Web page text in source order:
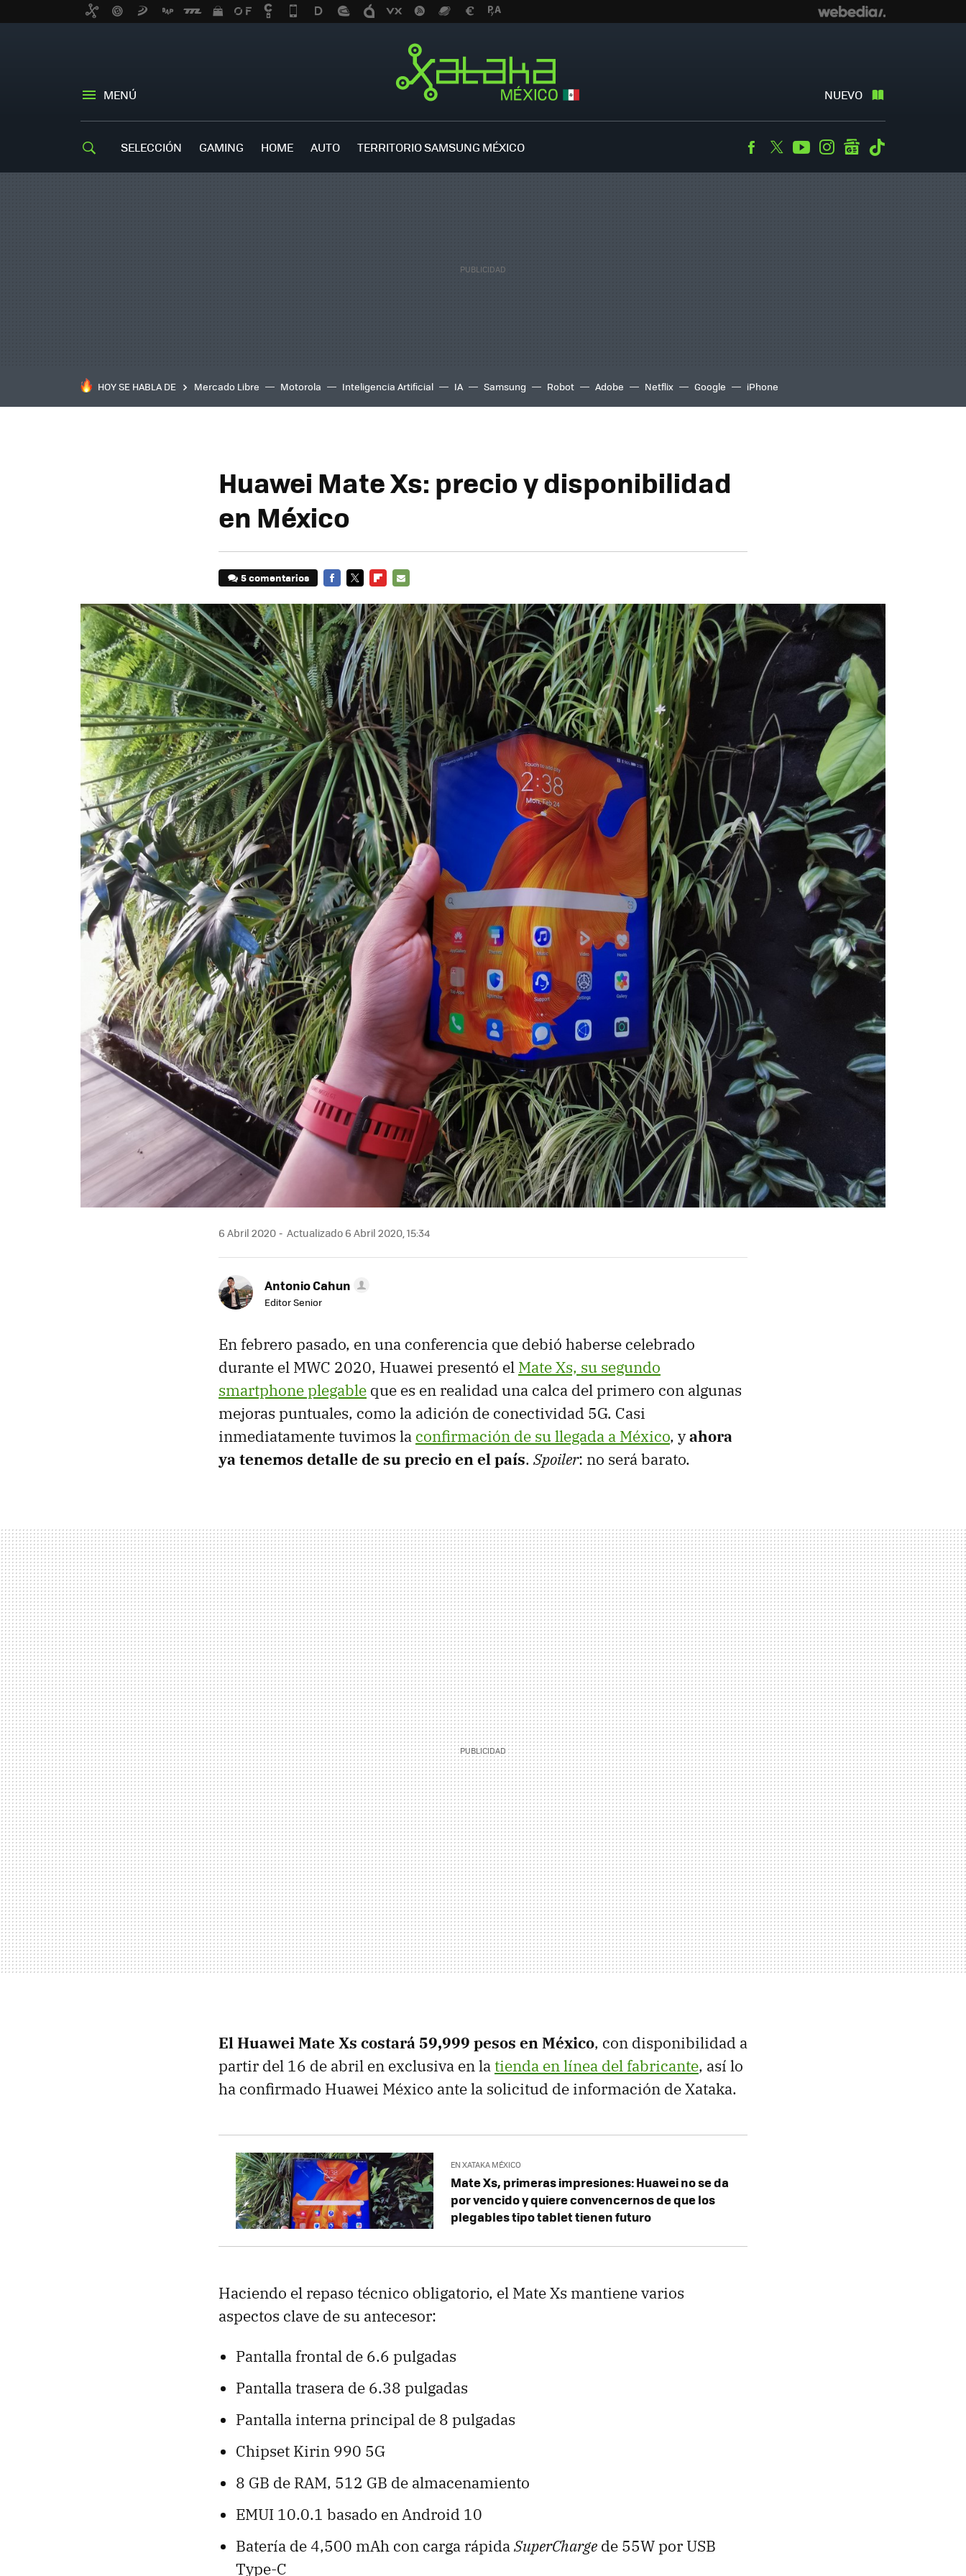
MENÚ NUEVO
SELECCIÓN GAMING HOME AUTO TERRITORIO SAMSUNG MÉXICO Facebook
TwitterYoutubeInstagramgooglenews
HOY SE HABLA DE Mercado Libre Motorola Inteligencia Artificial IA Samsung Robot Adobe Netflix Google iPhone
Huawei Mate Xs: precio y disponibilidad
en México
5 comentarios
MAIL
6 Abril 2020 Actualizado 6 Abril 2020, 15:34
Antonio Cahun
Editor Senior
En febrero pasado, en una conferencia que debió haberse celebrado
durante el MWC 2020, Huawei presentó el Mate Xs, su segundo
smartphone plegable que es en realidad una calca del primero con algunas
mejoras puntuales, como la adición de conectividad 5G. Casi
inmediatamente tuvimos la confirmación de su llegada a México, yahora
ya tenemos detalle de su precio en el país. Spoiler: no será barato.
El Huawei Mate Xs costará 59,999 pesos en México, con disponibilidad a
partir del 16 de abril en exclusiva en latienda en línea del fabricante, así lo
ha confirmado Huawei México ante la solicitud de información de Xataka.
EN XATAKA MÉXICO
Mate Xs, primeras impresiones: Huawei no se da
por vencido y quiere convencernos de que los
plegables tipo tablet tienen futuro
Haciendo el repaso técnico obligatorio, el Mate Xs mantiene varios
aspectos clave de su antecesor:
Pantalla frontal de 6.6 pulgadas
Pantalla trasera de 6.38 pulgadas
Pantalla interna principal de 8 pulgadas
Chipset Kirin 990 5G
8 GB de RAM, 512 GB de almacenamiento
EMUI 10.0.1 basado en Android 10
Batería de 4,500 mAh con carga rápida SuperCharge de 55W por USB
Type-C